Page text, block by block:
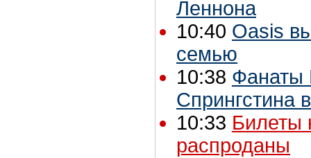
Леннона
10:40 Oasis
семью
10:38 Фанаты
Спрингстина
10:33 Билеты
распроданы